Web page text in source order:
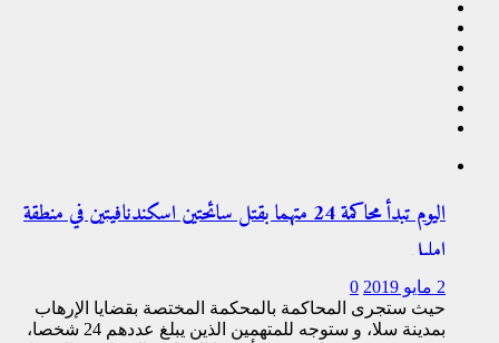
اليوم تبدأ محاكمة 24 متهما بقتل سائحتين اسكندنافيتين في منطقة
إمليل
2 مايو 2019
0
حيث ستجرى المحاكمة بالمحكمة المختصة بقضايا الإرهاب
بمدينة سلا، و ستوجه للمتهمين الذين يبلغ عددهم 24 شخصا،